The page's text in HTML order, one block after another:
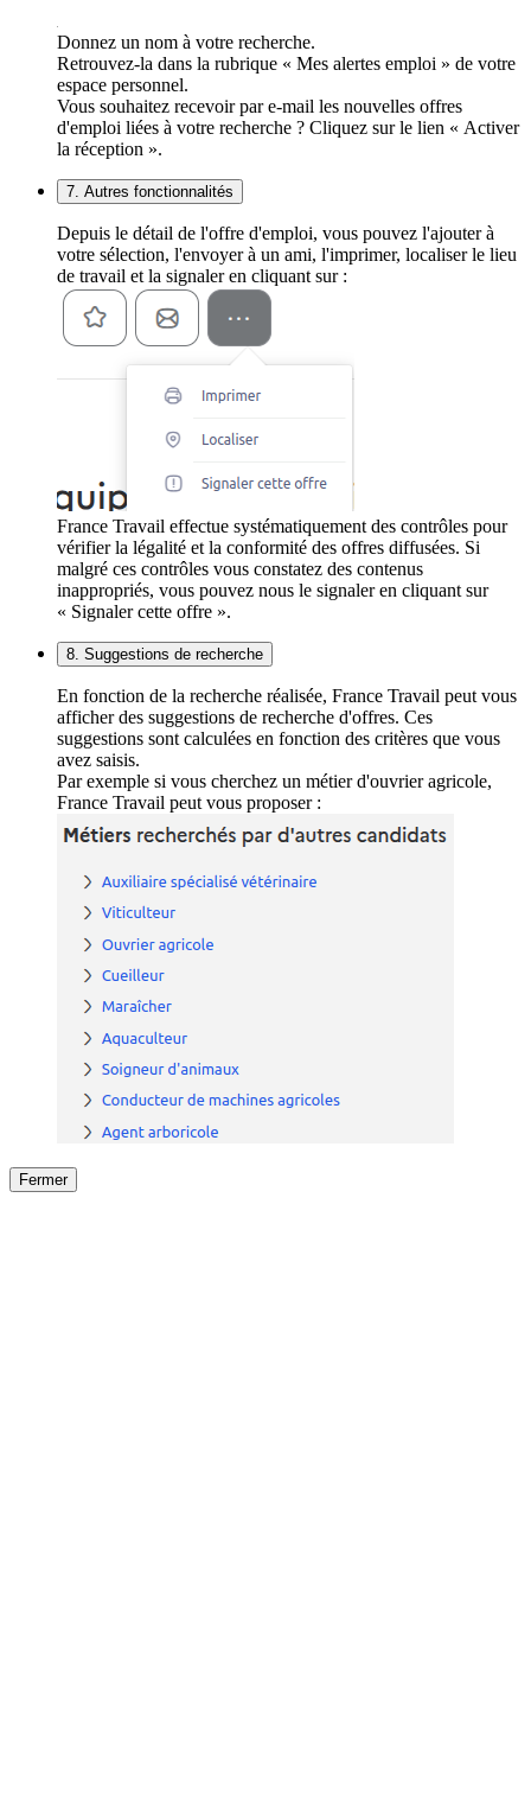
Donnez un nom à votre recherche.
Retrouvez-la dans la rubrique « Mes alertes emploi » de votre
espace personnel.
Vous souhaitez recevoir par e-mail les nouvelles offres
d'emploi liées à votre recherche ? Cliquez sur le lien « Activer
la réception ».
7. Autres fonctionnalités
Depuis le détail de l'offre d'emploi, vous pouvez l'ajouter à
votre sélection, l'envoyer à un ami, l'imprimer, localiser le lieu
de travail et la signaler en cliquant sur :
France Travail effectue systématiquement des contrôles pour
vérifier la légalité et la conformité des offres diffusées. Si
malgré ces contrôles vous constatez des contenus
inappropriés, vous pouvez nous le signaler en cliquant sur
« Signaler cette offre ».
8. Suggestions de recherche
En fonction de la recherche réalisée, France Travail peut vous
afficher des suggestions de recherche d'offres. Ces
suggestions sont calculées en fonction des critères que vous
avez saisis.
Par exemple si vous cherchez un métier d'ouvrier agricole,
France Travail peut vous proposer :
Fermer